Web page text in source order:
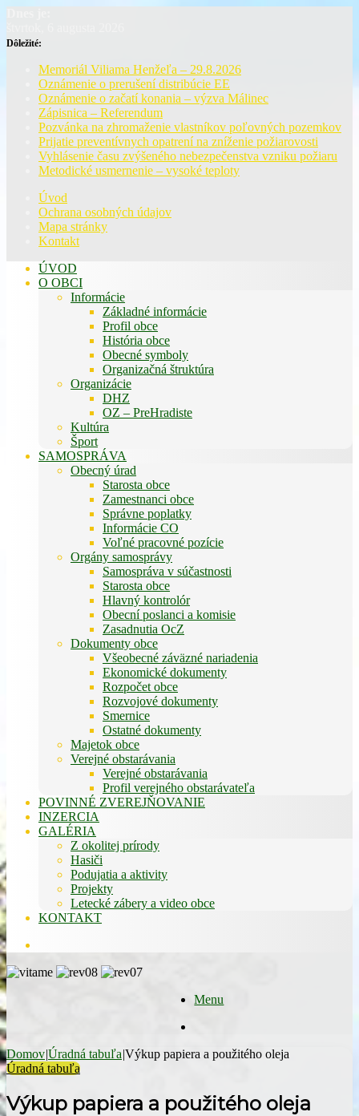
Dôležité:
Memoriál Viliama Henžeľa – 29.8.2026
Oznámenie o prerušení distribúcie EE
Oznámenie o začatí konania – výzva Málinec
Zápisnica – Referendum
Pozvánka na zhromaženie vlastníkov poľovných pozemkov
Prijatie preventívnych opatrení na zníženie požiarovosti
Vyhlásenie času zvýšeného nebezpečenstva vzniku požiaru
Metodické usmernenie – vysoké teploty
Úvod
Ochrana osobných údajov
Mapa stránky
Kontakt
ÚVOD
O OBCI
Informácie
Základné informácie
Profil obce
História obce
Obecné symboly
Organizačná štruktúra
Organizácie
DHZ
OZ – PreHradiste
Kultúra
Šport
SAMOSPRÁVA
Obecný úrad
Starosta obce
Zamestnanci obce
Správne poplatky
Informácie CO
Voľné pracovné pozície
Orgány samosprávy
Samospráva v súčastnosti
Starosta obce
Hlavný kontrolór
Obecní poslanci a komisie
Zasadnutia OcZ
Dokumenty obce
Všeobecné záväzné nariadenia
Ekonomické dokumenty
Rozpočet obce
Rozvojové dokumenty
Smernice
Ostatné dokumenty
Majetok obce
Verejné obstarávania
Verejné obstarávania
Profil verejného obstarávateľa
POVINNÉ ZVEREJŇOVANIE
INZERCIA
GALÉRIA
Z okolitej prírody
Hasiči
Podujatia a aktivity
Projekty
Letecké zábery a video obce
KONTAKT
Menu
Domov|Úradná tabuľa|Výkup papiera a použitého oleja
Úradná tabuľa
Výkup papiera a použitého oleja